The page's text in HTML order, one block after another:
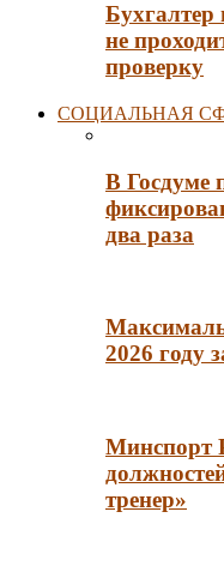
не
проверку
СОЦИАЛЬНАЯ
В Госдуме
два раза
2026 году
Минспорт
тренер»